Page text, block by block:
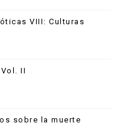
VIII: Culturas
II
sobre la muerte